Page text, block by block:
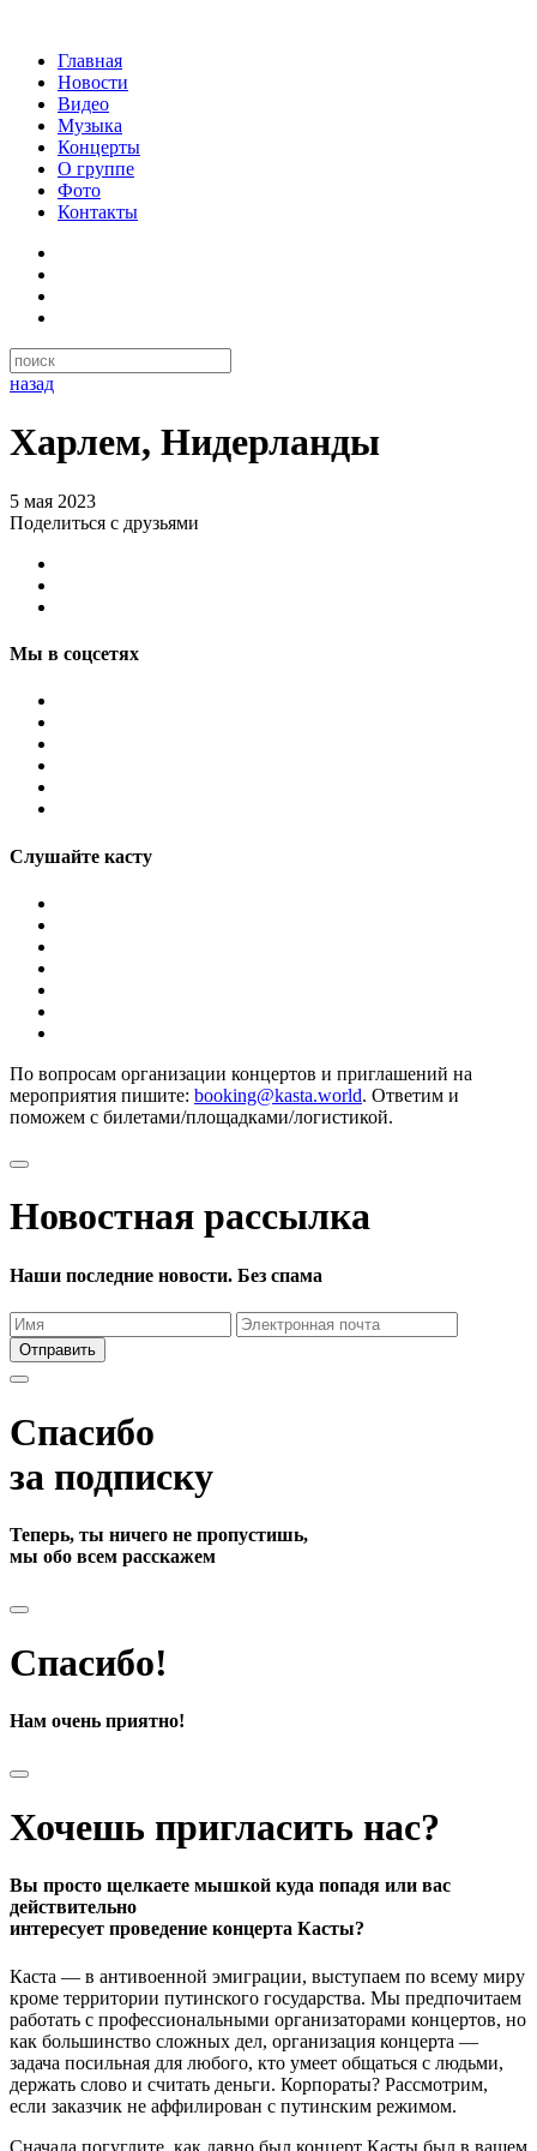
Главная
Новости
Видео
Музыка
Концерты
О группе
Фото
Контакты
назад
Харлем, Нидерланды
5 мая 2023
Поделиться с друзьями
Мы в соцсетях
Слушайте касту
По вопросам организации концертов и приглашений на
мероприятия пишите: booking@kasta.world. Ответим и
поможем с билетами/площадками/логистикой.
Новостная рассылка
Наши последние новости. Без спама
Отправить
Спасибо
за подписку
Теперь, ты ничего не пропустишь,
мы обо всем расскажем
Спасибо!
Нам очень приятно!
Хочешь пригласить нас?
Вы просто щелкаете мышкой куда попадя или вас
действительно
интересует проведение концерта Касты?
Каста — в антивоенной эмиграции, выступаем по всему миру
кроме территории путинского государства. Мы предпочитаем
работать с профессиональными организаторами концертов, но
как большинство сложных дел, организация концерта —
задача посильная для любого, кто умеет общаться с людьми,
держать слово и считать деньги. Корпораты? Рассмотрим,
если заказчик не аффилирован с путинским режимом.
Сначала погуглите, как давно был концерт Касты был в вашем